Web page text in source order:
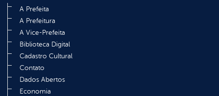
A Prefeita
A Prefeitura
A Vice-Prefeita
Biblioteca Digital
Cadastro Cultural
Contato
Dados Abertos
Economia